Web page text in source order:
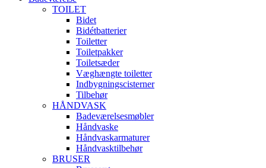
TOILET
Bidet
Bidétbatterier
Toiletter
Toiletpakker
Toiletsæder
Væghængte toiletter
Indbygningscisterner
Tilbehør
HÅNDVASK
Badeværelsesmøbler
Håndvaske
Håndvaskarmaturer
Håndvasktilbehør
BRUSER